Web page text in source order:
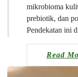
mikrobioma
prebiotik, dan
Pendekatan ini
Read